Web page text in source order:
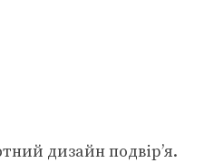
дизайн подвір’я.